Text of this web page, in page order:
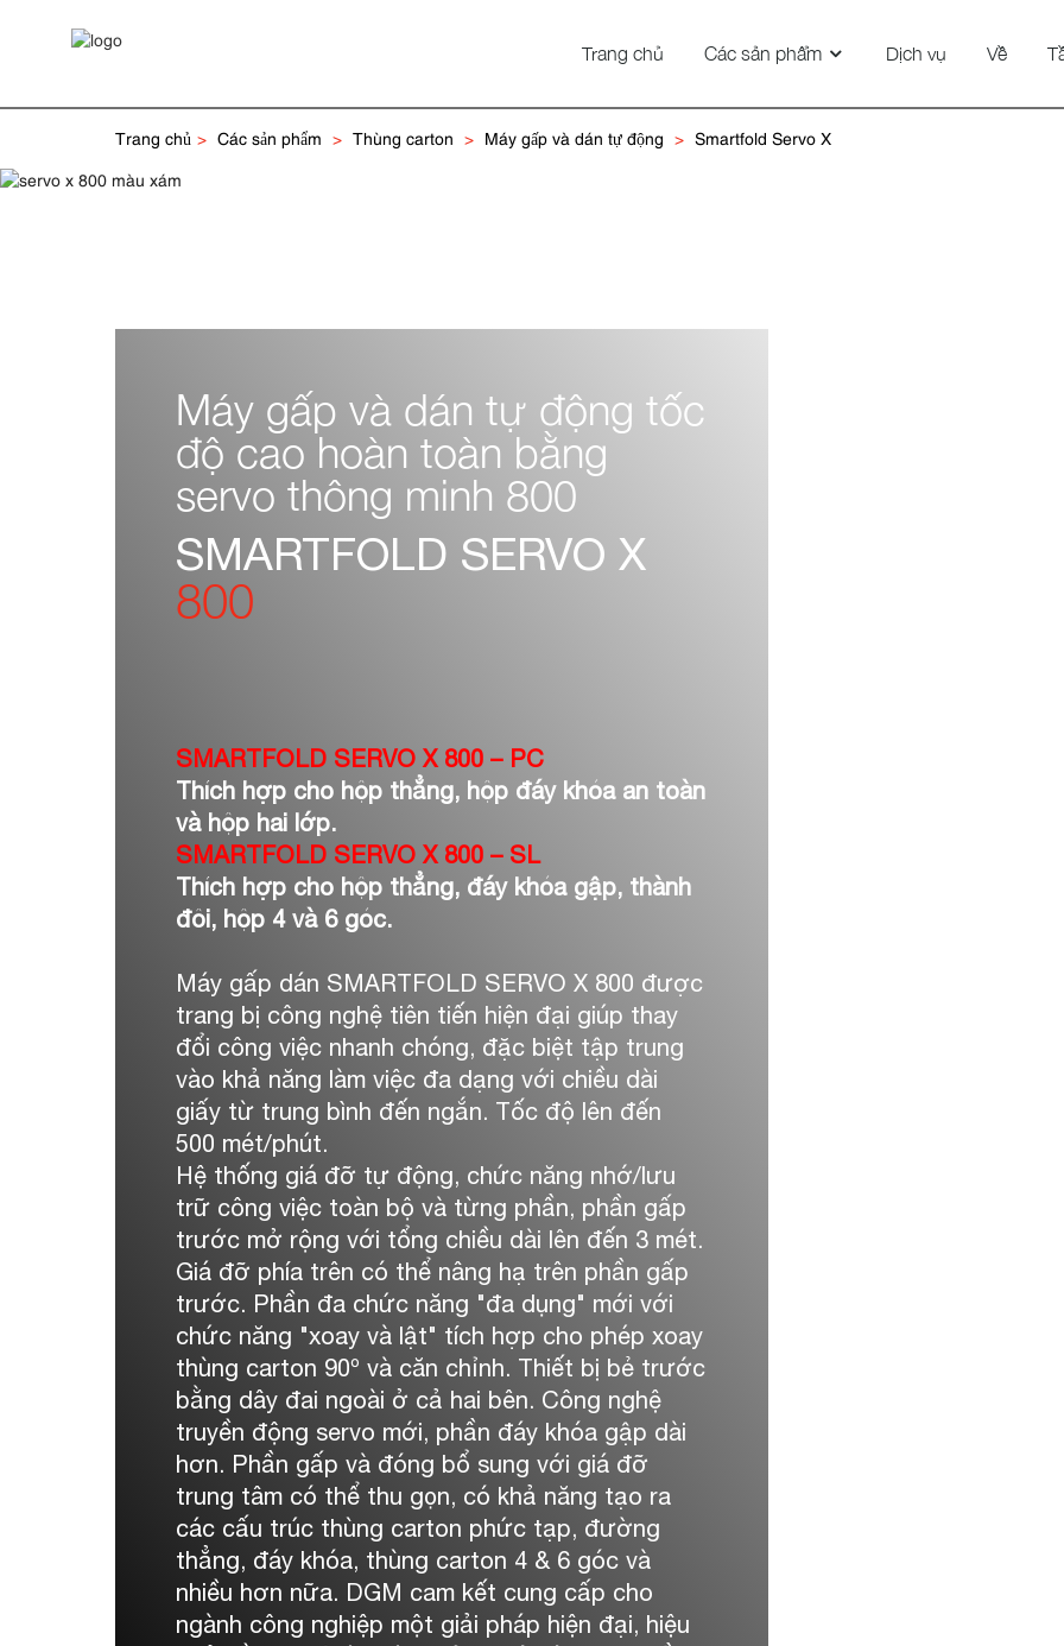
Trang chủ Các sản phẩm Dịch vụ Về
Trang chủ Các sản phẩm Thùng carton Máy gấp và dán tự động Smartfold Servo X
Máy gấp và dán tự động tốc
độ cao hoàn toàn bằng
servo thông minh 800
SMARTFOLD SERVO X
800
SMARTFOLD SERVO X 800 – PC
Thích hợp cho hộp thẳng, hộp đáy khóa an toàn
và hộp hai lớp.
SMARTFOLD SERVO X 800 – SL
Thích hợp cho hộp thẳng, đáy khóa gập, thành
đôi, hộp 4 và 6 góc.
Máy gấp dán SMARTFOLD SERVO X 800 được
trang bị công nghệ tiên tiến hiện đại giúp thay
đổi công việc nhanh chóng, đặc biệt tập trung
vào khả năng làm việc đa dạng với chiều dài
giấy từ trung bình đến ngắn. Tốc độ lên đến
500 mét/phút.
Hệ thống giá đỡ tự động, chức năng nhớ/lưu
trữ công việc toàn bộ và từng phần, phần gấp
trước mở rộng với tổng chiều dài lên đến 3 mét.
Giá đỡ phía trên có thể nâng hạ trên phần gấp
trước. Phần đa chức năng "đa dụng" mới với
chức năng "xoay và lật" tích hợp cho phép xoay
thùng carton 90º và căn chỉnh. Thiết bị bẻ trước
bằng dây đai ngoài ở cả hai bên. Công nghệ
truyền động servo mới, phần đáy khóa gập dài
hơn. Phần gấp và đóng bổ sung với giá đỡ
trung tâm có thể thu gọn, có khả năng tạo ra
các cấu trúc thùng carton phức tạp, đường
thẳng, đáy khóa, thùng carton 4 & 6 góc và
nhiều hơn nữa. DGM cam kết cung cấp cho
ngành công nghiệp một giải pháp hiện đại, hiệu